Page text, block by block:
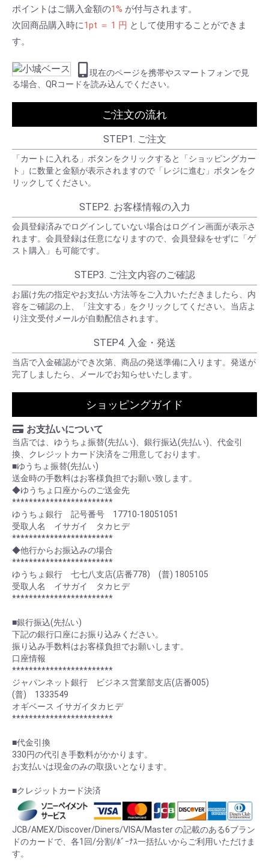
ポイントはご購入金額の1% が付与されます。
次回商品購入時に1pt ＝ 1 円 として使用することができま
す。
現在のページを携帯やスマートフォンで見
る場合、QRコードを読み込んでください。
ご注文の流れ
STEP1. ご注文
「カートに入れる」ボタンをクリックすると「ショッピングカー
ト」に数量と金額が表示されますので「レジに進む」ボタンをク
リックしてください。
STEP2. お客様情報の入力
会員登録済みでログインしていない場合はログイン画面が表示さ
れます。会員登録は任意になりますので、会員登録をせずに「ゲ
スト購入」も可能です。
STEP3. ご注文内容のご確認
お届け先の指定やお支払い方法等をご入力いただきましたら、内
容をご確認の上、「注文する」をクリックしてください。当店よ
り注文受付メールが自動配信されます。
STEP4. 入金・発送
当店で入金確認ができ次第、商品の発送準備に入ります。発送が
完了しましたら、メールでお知らせいたします。
ショッピングガイド
お支払いについて
当店では、ゆうちょ振替(先払い)、銀行振込(先払い)、代金引
換、クレジットカード決済をご用意しております。
■ゆうちょ振替(先払い)
送金時の手数料はお客様負担でお願い致します。
◆ゆうちょ口座からのご送金先
************************
ゆうちょ銀行 記号番号 17710-18051051
受取人名 イサガイ タカヒデ
************************
◆他行からお振込みの場合
************************
ゆうちょ銀行 七七八支店(店番778) (普) 1805105
受取人名 イサガイ タカヒデ
************************
■銀行振込(先払い)
下記の銀行口座にお振り込みください。
振り込み手数料はお客様負担でお願いします。
口座情報
************************
ジャパンネット銀行 ビジネス営業部支店(店番005)
(普) 1333549
オギベース イサガイタカヒデ
************************
■代金引換
330円の代引き手数料がかかります。
お支払いは現金のみの取扱いとなります。
■クレジットカード決済
JCB/AMEX/Discover/Diners/VISA/Master の記載のある6ブラン
ドのカードで、各1回/分割/ﾎﾞｰﾅｽ一括払いからご利用いただけま
す。